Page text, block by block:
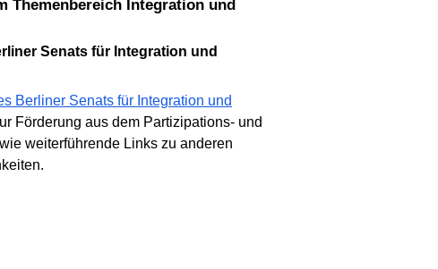
Berliner Senats für Integration und
Förderung aus dem Partizipations- und
weiterführende Links zu anderen